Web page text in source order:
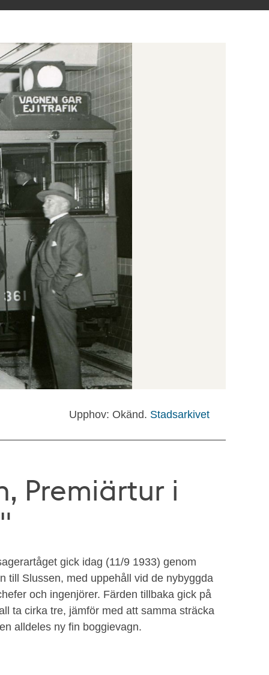
Upphov: Okänd. Stadsarkivet
Premiärtur i
gick idag (11/9 1933) genom
till Slussen, med uppehåll vid de nybyggda
och ingenjörer. Färden tillbaka gick på
ta cirka tre, jämför med att samma sträcka
alldeles ny fin boggievagn.